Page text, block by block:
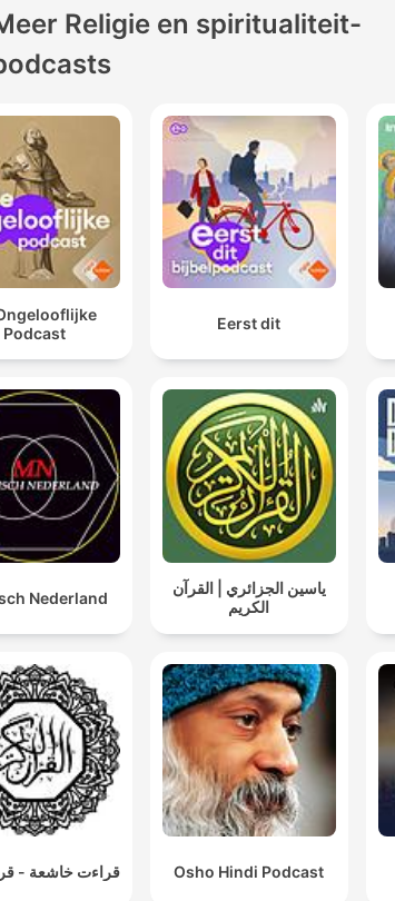
Religie en spiritualiteit-
Podcast
Eerst dit
Nederland
ياسين الجزائري | القرآن
الكريم
قراءت خاشعة - Osho Hindi Podcast